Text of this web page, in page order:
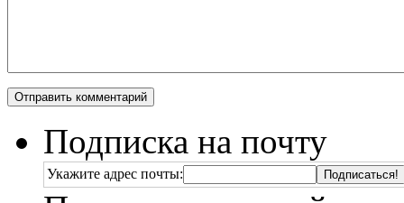
Подписка на почту
Укажите адрес почты: